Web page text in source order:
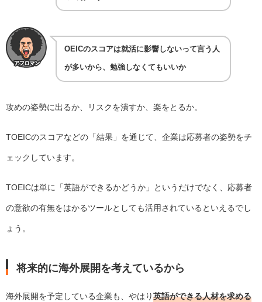
OEICのスコアは就活に影響しないって言う人
が多いから、勉強しなくてもいいか
攻めの姿勢に出るか、リスクを潰すか、楽をとるか。
TOEICのスコアなどの「結果」を通じて、企業は応募者の姿勢をチ
ェックしています。
TOEICは単に「英語ができるかどうか」というだけでなく、応募者
の意欲の有無をはかるツールとしても活用されているといえるでし
ょう。
将来的に海外展開を考えているから
海外展開を予定している企業も、やはり英語ができる人材を求める